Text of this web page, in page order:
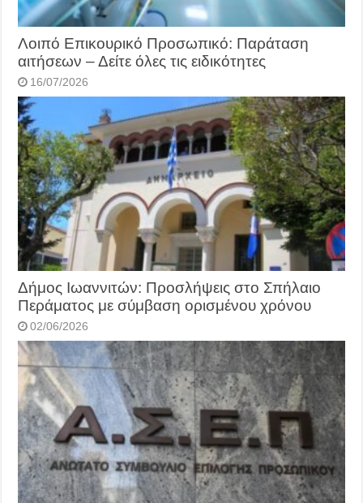
Λοιπό Επικουρικό Προσωπικό: Παράταση
αιτήσεων – Δείτε όλες τις ειδικότητες
16/07/2026
Δήμος Ιωαννιτών: Προσλήψεις στο Σπήλαιο
Περάματος με σύμβαση ορισμένου χρόνου
02/06/2026